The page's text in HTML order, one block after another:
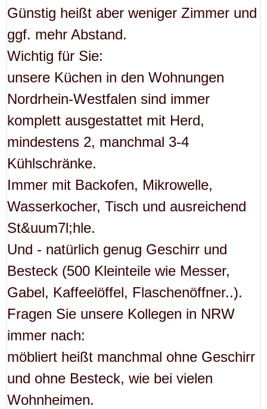
Günstig heißt aber weniger Zimmer und
ggf. mehr Abstand.
Wichtig für Sie:
unsere Küchen in den Wohnungen
Nordrhein-Westfalen sind immer
komplett ausgestattet mit Herd,
mindestens 2, manchmal 3-4
Kühlschränke.
Immer mit Backofen, Mikrowelle,
Wasserkocher, Tisch und ausreichend
St&uum7l;hle.
Und - natürlich genug Geschirr und
Besteck (500 Kleinteile wie Messer,
Gabel, Kaffeelöffel, Flaschenöffner..).
Fragen Sie unsere Kollegen in NRW
immer nach:
möbliert heißt manchmal ohne Geschirr
und ohne Besteck, wie bei vielen
Wohnheimen.